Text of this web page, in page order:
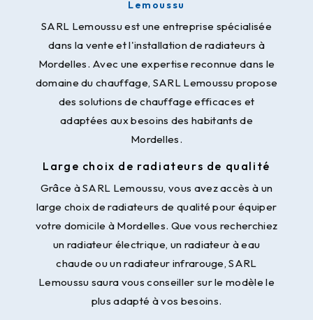
Lemoussu
SARL Lemoussu est une entreprise spécialisée
dans la vente et l'installation de radiateurs à
Mordelles. Avec une expertise reconnue dans le
domaine du chauffage, SARL Lemoussu propose
des solutions de chauffage efficaces et
adaptées aux besoins des habitants de
Mordelles.
Large choix de radiateurs de qualité
Grâce à SARL Lemoussu, vous avez accès à un
large choix de radiateurs de qualité pour équiper
votre domicile à Mordelles. Que vous recherchiez
un radiateur électrique, un radiateur à eau
chaude ou un radiateur infrarouge, SARL
Lemoussu saura vous conseiller sur le modèle le
plus adapté à vos besoins.